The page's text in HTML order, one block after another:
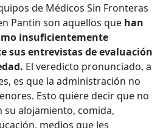
de Médicos Sin Fronteras
Pantin son aquellos que han
insuficientemente
sus entrevistas de evaluación
El veredicto pronunciado, a
es que la administración no
Esto quiere decir que no
su alojamiento, comida,
medios que les